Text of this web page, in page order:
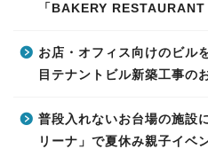
「BAKERY
お店・オフィス向けのビル
目テナントビル新築工事の
普段入れないお台場の施設
リーナ」で夏休み親子イベ